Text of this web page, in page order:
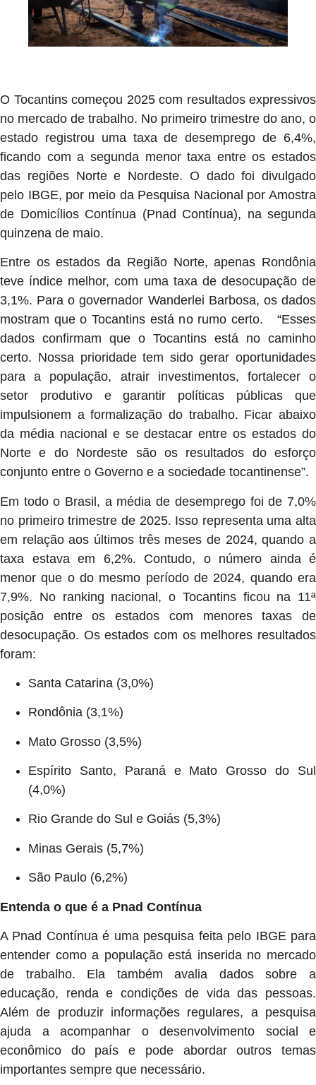
O Tocantins começou 2025 com resultados expressivos
no mercado de trabalho. No primeiro trimestre do ano, o
estado registrou uma taxa de desemprego de 6,4%,
ficando com a segunda menor taxa entre os estados
das regiões Norte e Nordeste. O dado foi divulgado
pelo IBGE, por meio da Pesquisa Nacional por Amostra
de Domicílios Contínua (Pnad Contínua), na segunda
quinzena de maio.
Entre os estados da Região Norte, apenas Rondônia
teve índice melhor, com uma taxa de desocupação de
3,1%. Para o governador Wanderlei Barbosa, os dados
mostram que o Tocantins está no rumo certo. “Esses
dados confirmam que o Tocantins está no caminho
certo. Nossa prioridade tem sido gerar oportunidades
para a população, atrair investimentos, fortalecer o
setor produtivo e garantir políticas públicas que
impulsionem a formalização do trabalho. Ficar abaixo
da média nacional e se destacar entre os estados do
Norte e do Nordeste são os resultados do esforço
conjunto entre o Governo e a sociedade tocantinense”.
Em todo o Brasil, a média de desemprego foi de 7,0%
no primeiro trimestre de 2025. Isso representa uma alta
em relação aos últimos três meses de 2024, quando a
taxa estava em 6,2%. Contudo, o número ainda é
menor que o do mesmo período de 2024, quando era
7,9%. No ranking nacional, o Tocantins ficou na 11ª
posição entre os estados com menores taxas de
desocupação. Os estados com os melhores resultados
foram:
Santa Catarina (3,0%)
Rondônia (3,1%)
Mato Grosso (3,5%)
Espírito Santo, Paraná e Mato Grosso do Sul
(4,0%)
Rio Grande do Sul e Goiás (5,3%)
Minas Gerais (5,7%)
São Paulo (6,2%)
Entenda o que é a Pnad Contínua
A Pnad Contínua é uma pesquisa feita pelo IBGE para
entender como a população está inserida no mercado
de trabalho. Ela também avalia dados sobre a
educação, renda e condições de vida das pessoas.
Além de produzir informações regulares, a pesquisa
ajuda a acompanhar o desenvolvimento social e
econômico do país e pode abordar outros temas
importantes sempre que necessário.